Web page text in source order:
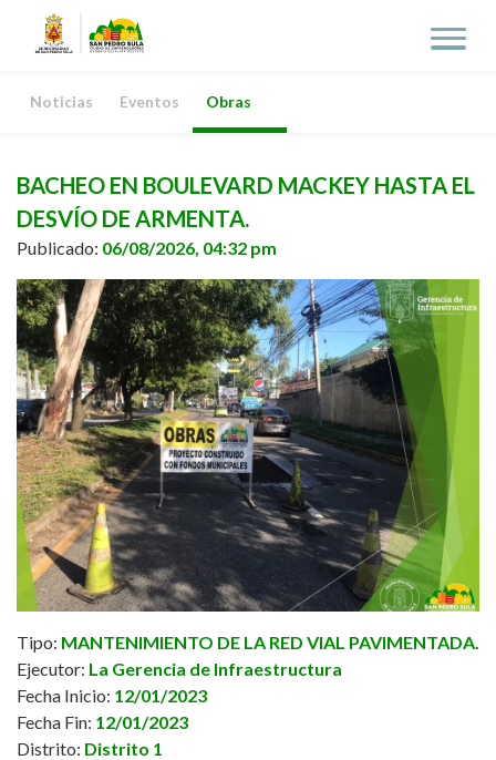
Noticias Eventos Obras
BACHEO EN BOULEVARD MACKEY HASTA EL
DESVÍO DE ARMENTA.
Publicado: 06/08/2026, 04:32 pm
Tipo: MANTENIMIENTO DE LA RED VIAL PAVIMENTADA.
Ejecutor: La Gerencia de Infraestructura
Fecha Inicio: 12/01/2023
Fecha Fin: 12/01/2023
Distrito: Distrito 1